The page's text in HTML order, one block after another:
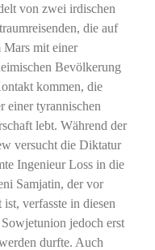
von zwei irdischen
die auf
Mars mit einer
Bevölkerung
kommen, die
einer tyrannischen
lebt. Während der
versucht die Diktatur
Ingenieur Loss in die
Samjatin, der vor
verfasste in diesen
jedoch erst
durfte. Auch